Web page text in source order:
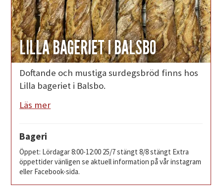
LILLA BAGERIET I BALSBO
Doftande och mustiga surdegsbröd finns hos
Lilla bageriet i Balsbo.
Läs mer
Bageri
Öppet: Lördagar 8:00-12:00 25/7 stängt 8/8 stängt Extra
öppettider vänligen se aktuell information på vår instagram
eller Facebook-sida.